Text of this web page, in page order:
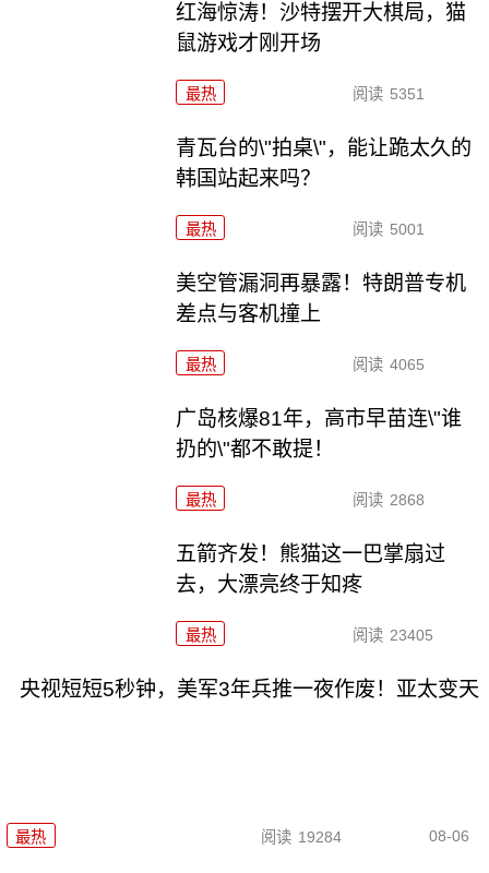
红海惊涛！沙特摆开大棋局，猫
鼠游戏才刚开场
最热 阅读 5351
青瓦台的\"拍桌\"，能让跪太久的
韩国站起来吗？
最热 阅读 5001
美空管漏洞再暴露！特朗普专机
差点与客机撞上
最热 阅读 4065
广岛核爆81年，高市早苗连\"谁
扔的\"都不敢提！
最热 阅读 2868
五箭齐发！熊猫这一巴掌扇过
去，大漂亮终于知疼
最热 阅读 23405
央视短短5秒钟，美军3年兵推一夜作废！亚太变天
最热 阅读 19284 08-06